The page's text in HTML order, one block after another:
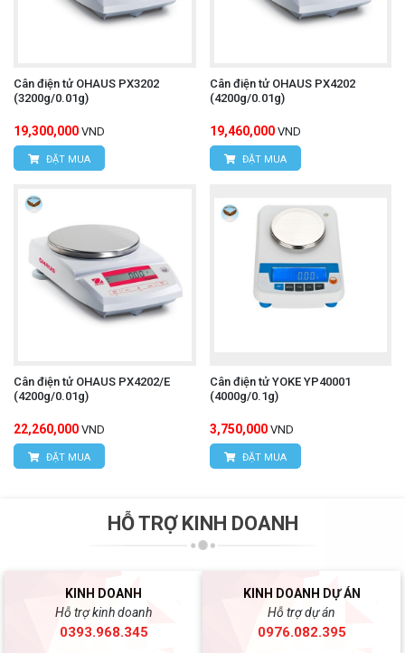
Cân điện tử OHAUS PX3202
(3200g/0.01g)
19,300,000 VND
ĐẶT MUA
Cân điện tử OHAUS PX4202
(4200g/0.01g)
19,460,000 VND
ĐẶT MUA
Cân điện tử OHAUS PX4202/E
(4200g/0.01g)
22,260,000 VND
ĐẶT MUA
Cân điện tử YOKE YP40001
(4000g/0.1g)
3,750,000 VND
ĐẶT MUA
HỖ TRỢ KINH DOANH
KINH DOANH
Hỗ trợ kinh doanh
0393.968.345
KINH DOANH DỰ ÁN
Hỗ trợ dự án
0976.082.395